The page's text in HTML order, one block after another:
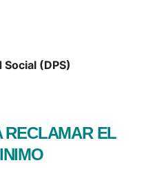
(DPS)
RECLAMAR EL